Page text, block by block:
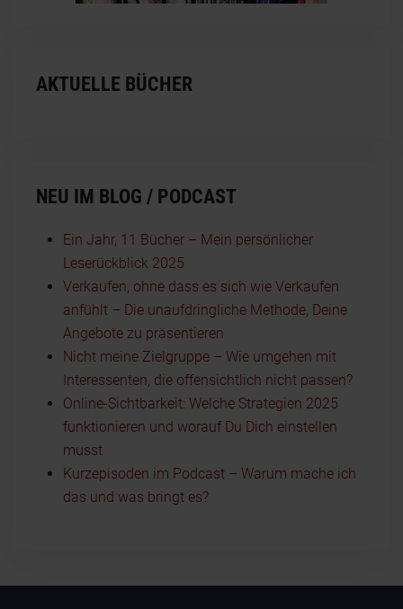
AKTUELLE BÜCHER
NEU IM BLOG / PODCAST
Ein Jahr, 11 Bücher – Mein persönlicher
Leserückblick 2025
Verkaufen, ohne dass es sich wie Verkaufen
anfühlt – Die unaufdringliche Methode, Deine
Angebote zu präsentieren
Nicht meine Zielgruppe – Wie umgehen mit
Interessenten, die offensichtlich nicht passen?
Online-Sichtbarkeit: Welche Strategien 2025
funktionieren und worauf Du Dich einstellen
musst
Kurzepisoden im Podcast – Warum mache ich
das und was bringt es?